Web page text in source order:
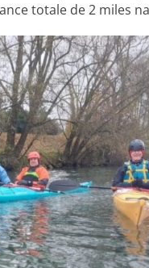
totale de 2 miles